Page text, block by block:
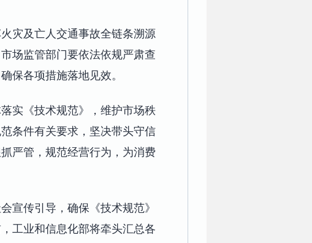
灾及亡人交通事故全链条溯源
场监管部门要依法依规严肃查
保各项措施落地见效。
实《技术规范》，维护市场秩
条件有关要求，坚决带头守信
严管，规范经营行为，为消费
宣传引导，确保《技术规范》
工业和信息化部将牵头汇总各